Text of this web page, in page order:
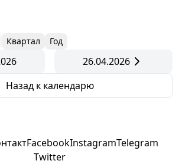
Квартал Год
26.04.2026
Назад к календарю
FacebookInstagramTelegram
Twitter